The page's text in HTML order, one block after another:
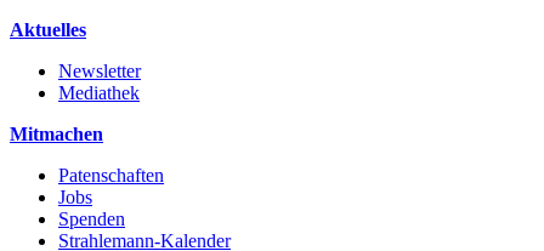
Aktuelles
Newsletter
Mediathek
Mitmachen
Patenschaften
Jobs
Spenden
Strahlemann-Kalender